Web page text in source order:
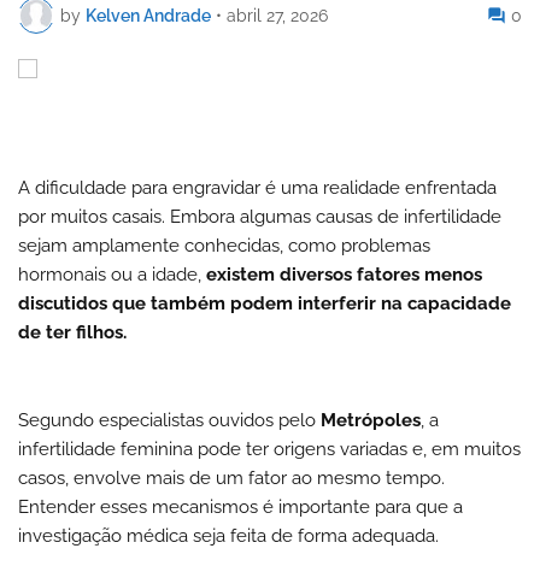
by Kelven Andrade • abril 27, 2026 0
A dificuldade para engravidar é uma realidade enfrentada
por muitos casais. Embora algumas causas de infertilidade
sejam amplamente conhecidas, como problemas
hormonais ou a idade, existem diversos fatores menos
discutidos que também podem interferir na capacidade
de ter filhos.
Segundo especialistas ouvidos pelo Metrópoles, a
infertilidade feminina pode ter origens variadas e, em muitos
casos, envolve mais de um fator ao mesmo tempo.
Entender esses mecanismos é importante para que a
investigação médica seja feita de forma adequada.